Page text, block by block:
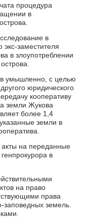
процедура
в
в
заместителя
в злоупотреблении
умышленно, с целью
юридического
кооперативу
земли Жукова
более 1,4
земли в
акты на переданные
в
на право
права
заповедных земель.